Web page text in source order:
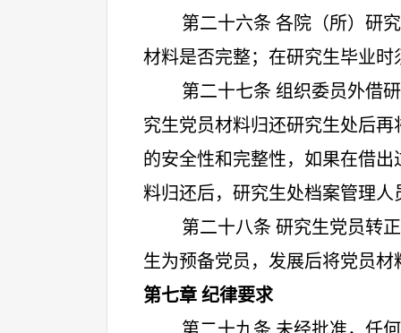
第二十六条 各院（所）研
材料是否完整；在研究生毕业
第二十七条 组织委员外借
究生党员材料归还研究生处后
的安全性和完整性，如果在借
料归还后，研究生处档案管理人
第二十八条 研究生党员转
生为预备党员，发展后将党员材
第七章 纪律要求